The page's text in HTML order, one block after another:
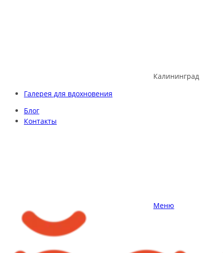
Калининград
Галерея для вдохновения
Блог
Контакты
Меню